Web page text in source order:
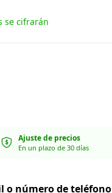
se cifrarán
Ajuste de precios
En un plazo de 30 días
o número de teléfono